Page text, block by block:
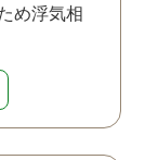
め浮気相